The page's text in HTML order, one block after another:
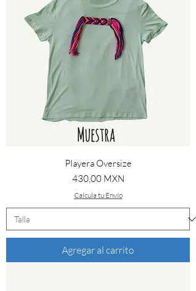
Playera Oversize
Precio
430,00 MXN
Calcula tu Envío
Agregar al carrito